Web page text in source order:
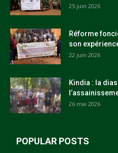
25 juin 2026
Réforme
son
22 juin 2026
Kindia : la
26 mai 2026
POPULAR POSTS